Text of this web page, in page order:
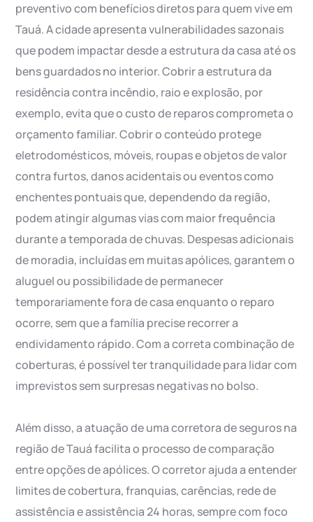
preventivo com benefícios diretos para quem vive em
Tauá. A cidade apresenta vulnerabilidades sazonais
que podem impactar desde a estrutura da casa até os
bens guardados no interior. Cobrir a estrutura da
residência contra incêndio, raio e explosão, por
exemplo, evita que o custo de reparos comprometa o
orçamento familiar. Cobrir o conteúdo protege
eletrodomésticos, móveis, roupas e objetos de valor
contra furtos, danos acidentais ou eventos como
enchentes pontuais que, dependendo da região,
podem atingir algumas vias com maior frequência
durante a temporada de chuvas. Despesas adicionais
de moradia, incluídas em muitas apólices, garantem o
aluguel ou possibilidade de permanecer
temporariamente fora de casa enquanto o reparo
ocorre, sem que a família precise recorrer a
endividamento rápido. Com a correta combinação de
coberturas, é possível ter tranquilidade para lidar com
imprevistos sem surpresas negativas no bolso.
Além disso, a atuação de uma corretora de seguros na
região de Tauá facilita o processo de comparação
entre opções de apólices. O corretor ajuda a entender
limites de cobertura, franquias, carências, rede de
assistência e assistência 24 horas, sempre com foco